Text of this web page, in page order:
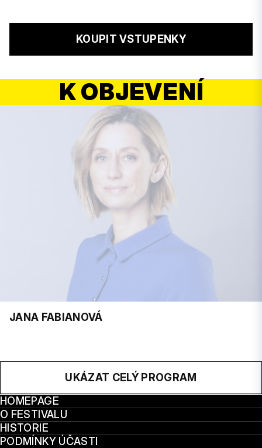
KOUPIT VSTUPENKY
K OBJEVENÍ
JANA FABIANOVÁ
UKÁZAT CELÝ PROGRAM
HOMEPAGE
O FESTIVALU
HISTORIE
PODMÍNKY ÚČASTI